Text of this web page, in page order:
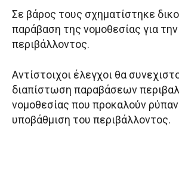
Σε βάρος τους σχηματίστηκε
παράβαση της νομοθεσίας για
περιβάλλοντος.
Αντίστοιχοι έλεγχοι θα
διαπίστωση παραβάσεων
νομοθεσίας που προκαλούν
υποβάθμιση του περιβάλλοντος.